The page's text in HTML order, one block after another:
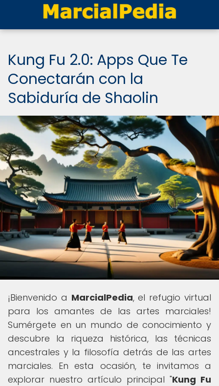
Kung Fu 2.0: Apps Que Te
Conectarán con la
Sabiduría de Shaolin
¡Bienvenido a MarcialPedia, el refugio virtual
para los amantes de las artes marciales!
Sumérgete en un mundo de conocimiento y
descubre la riqueza histórica, las técnicas
ancestrales y la filosofía detrás de las artes
marciales. En esta ocasión, te invitamos a
explorar nuestro artículo principal "Kung Fu